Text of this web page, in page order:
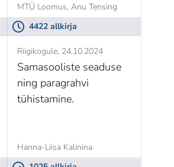
MTÜ Loomus, Anu Tensing
4422 allkirja
Riigikogule 24.10.2024
Samasooliste seaduse
ning paragrahvi
tühistamine.
Hanna-Liisa Kalinina